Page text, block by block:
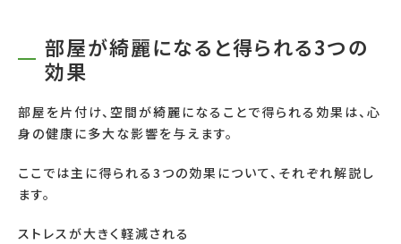
部屋が綺麗になると得られる3つの
効果
部屋を片付け、空間が綺麗になることで得られる効果は、心
身の健康に多大な影響を与えます。
ここでは主に得られる3つの効果について、それぞれ解説し
ます。
ストレスが大きく軽減される